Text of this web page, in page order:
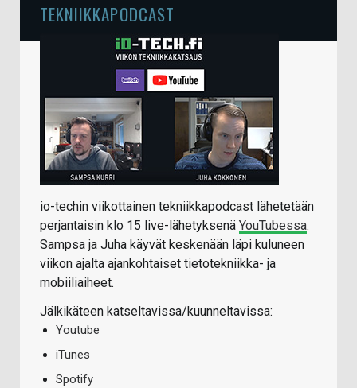
TEKNIIKKAPODCAST
io-techin viikottainen tekniikkapodcast lähetetään
perjantaisin klo 15 live-lähetyksenä YouTubessa.
Sampsa ja Juha käyvät keskenään läpi kuluneen
viikon ajalta ajankohtaiset tietotekniikka- ja
mobiiliaiheet.
Jälkikäteen katseltavissa/kuunneltavissa:
Youtube
iTunes
Spotify